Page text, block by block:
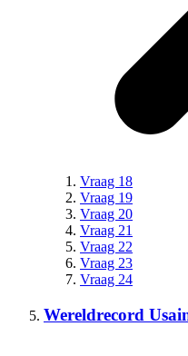
Vraag 18
Vraag 19
Vraag 20
Vraag 21
Vraag 22
Vraag 23
Vraag 24
Wereldrecord